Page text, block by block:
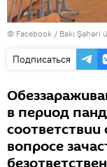
© Facebook / Bakı Şəhəri
Подписаться
в период
вопросе